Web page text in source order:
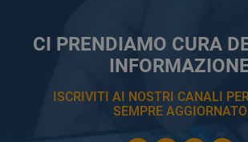
CI PRENDIAMO CURA
ISCRIVITI AI NOSTRI CANALI
SEMPRE AGGIORNATO